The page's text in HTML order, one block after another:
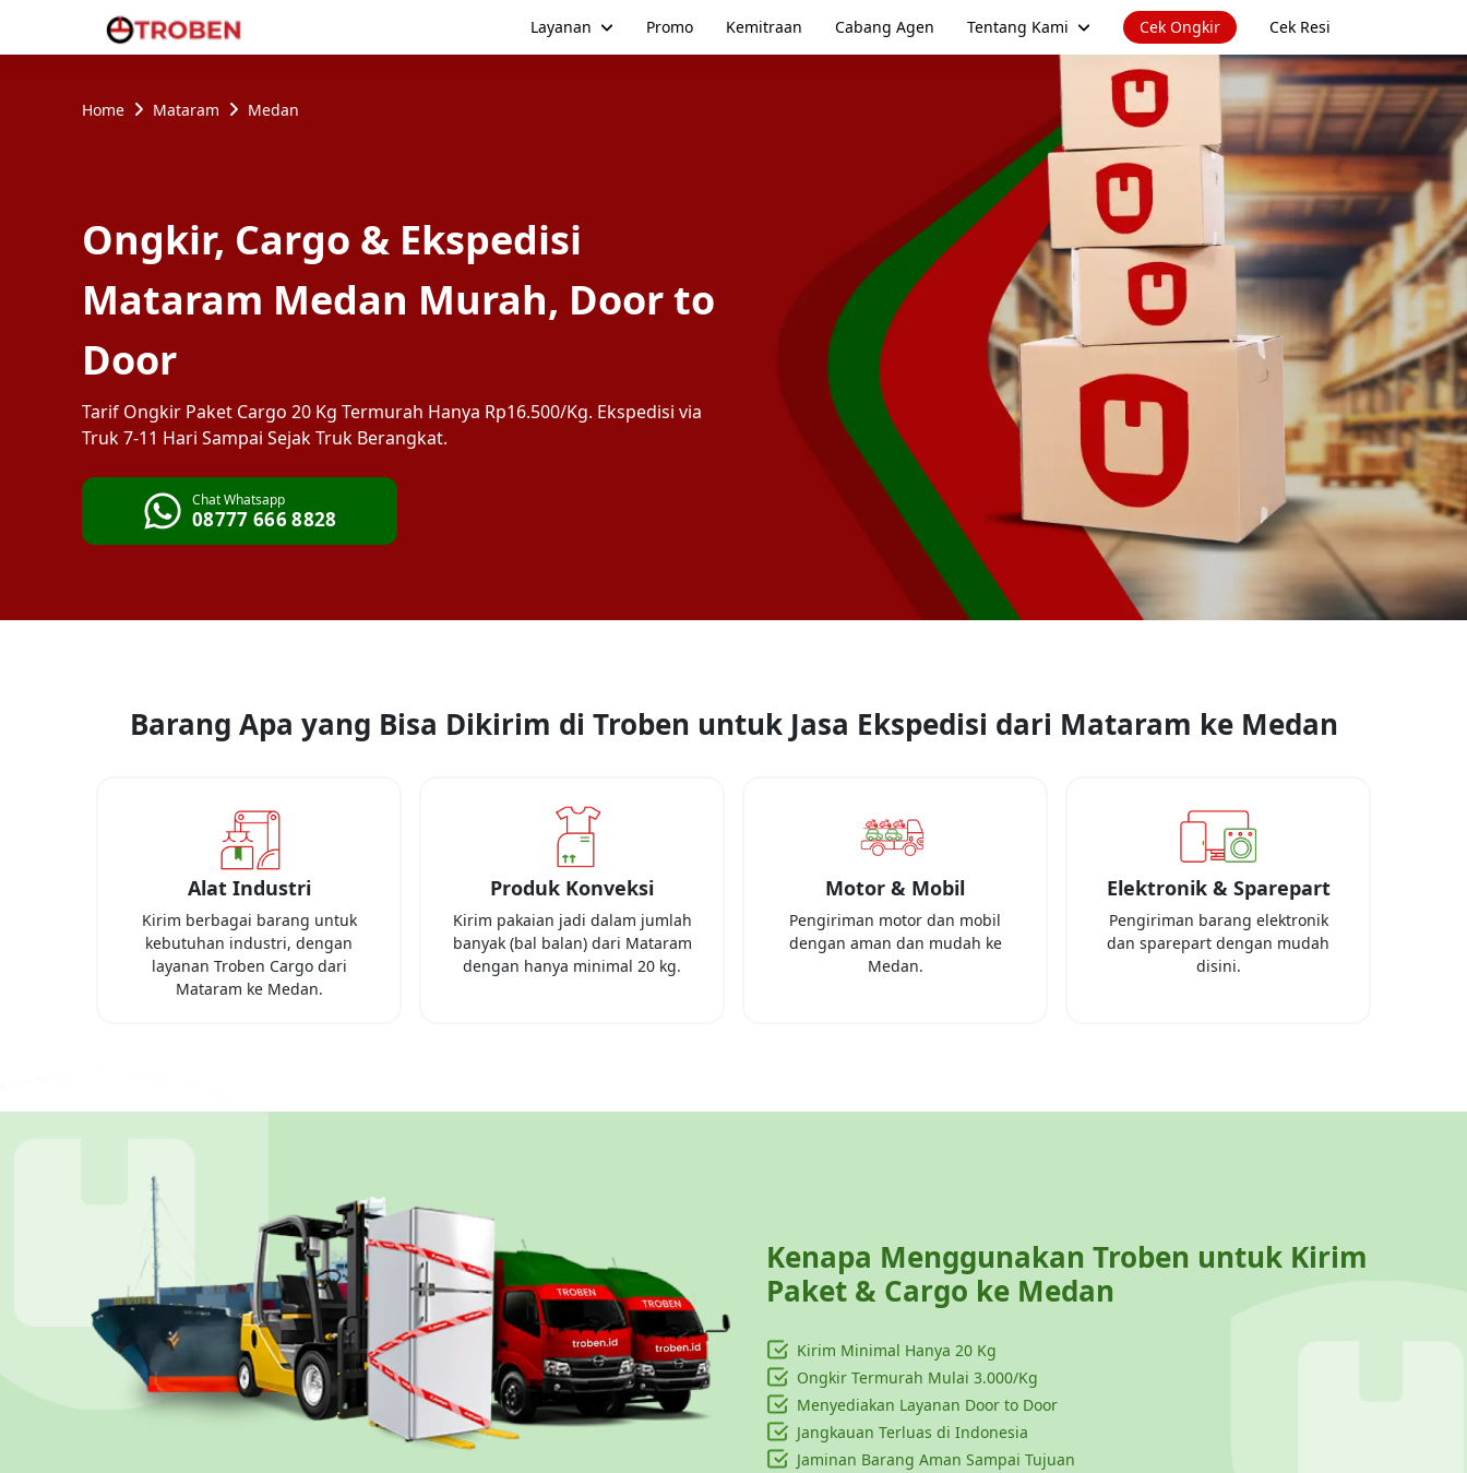
Layanan Promo Kemitraan Cabang Agen Tentang Kami Cek Ongkir Cek Resi
Home Mataram Medan
Ongkir, Cargo & Ekspedisi
Mataram Medan Murah, Door to
Door
Tarif Ongkir Paket Cargo 20 Kg Termurah Hanya Rp16.500/Kg. Ekspedisi via
Truk 7-11 Hari Sampai Sejak Truk Berangkat.
Chat Whatsapp
08777 666 8828
Barang Apa yang Bisa Dikirim di Troben untuk Jasa Ekspedisi dari Mataram ke Medan
Alat Industri
Kirim berbagai barang untuk
kebutuhan industri, dengan
layanan Troben Cargo dari
Mataram ke Medan.
Produk Konveksi
Kirim pakaian jadi dalam jumlah
banyak (bal balan) dari Mataram
dengan hanya minimal 20 kg.
Motor & Mobil
Pengiriman motor dan mobil
dengan aman dan mudah ke
Medan.
Elektronik & Sparepart
Pengiriman barang elektronik
dan sparepart dengan mudah
disini.
Kenapa Menggunakan Troben untuk Kirim
Paket & Cargo ke Medan
Kirim Minimal Hanya 20 Kg
Ongkir Termurah Mulai 3.000/Kg
Menyediakan Layanan Door to Door
Jangkauan Terluas di Indonesia
Jaminan Barang Aman Sampai Tujuan